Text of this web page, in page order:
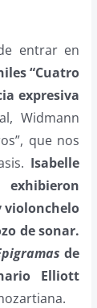
entrar en
“Cuatro
expresiva
Widmann
que nos
Isabelle
violonchelo
de sonar.
de
Elliott